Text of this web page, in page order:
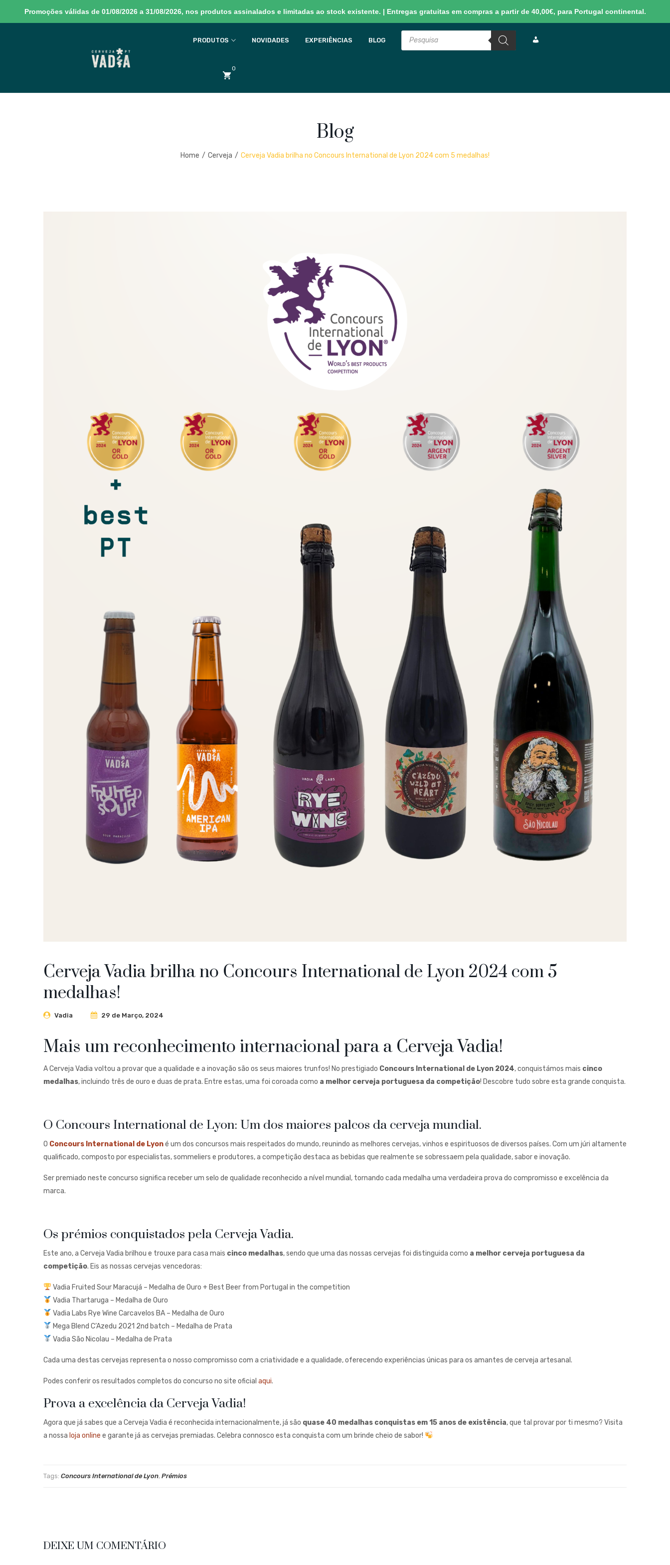
Promoções válidas de 01/08/2026 a 31/08/2026, nos produtos assinalados e limitadas ao stock existente. | Entregas gratuitas em compras a partir de 40,00€, para Portugal continental.
PRODUTOS NOVIDADES EXPERIÊNCIAS BLOG
Products
search
0
Blog
Home / Cerveja / Cerveja Vadia brilha no Concours International de Lyon 2024 com 5 medalhas!
Cerveja Vadia brilha no Concours International de Lyon 2024 com 5
medalhas!
Vadia 29 de Março, 2024
Mais um reconhecimento internacional para a Cerveja Vadia!
A Cerveja Vadia voltou a provar que a qualidade e a inovação são os seus maiores trunfos! No prestigiado Concours International de Lyon 2024, conquistámos mais cinco
medalhas, incluindo três de ouro e duas de prata. Entre estas, uma foi coroada como a melhor cerveja portuguesa da competição! Descobre tudo sobre esta grande conquista.
O Concours International de Lyon: Um dos maiores palcos da cerveja mundial.
O Concours International de Lyoné um dos concursos mais respeitados do mundo, reunindo as melhores cervejas, vinhos e espirituosos de diversos países. Com um júri altamente
qualificado, composto por especialistas, sommeliers e produtores, a competição destaca as bebidas que realmente se sobressaem pela qualidade, sabor e inovação.
Ser premiado neste concurso significa receber um selo de qualidade reconhecido a nível mundial, tornando cada medalha uma verdadeira prova do compromisso e excelência da
marca.
Os prémios conquistados pela Cerveja Vadia.
Este ano, a Cerveja Vadia brilhou e trouxe para casa mais cinco medalhas, sendo que uma das nossas cervejas foi distinguida como a melhor cerveja portuguesa da
competição. Eis as nossas cervejas vencedoras:
Vadia Fruited Sour Maracujá – Medalha de Ouro + Best Beer from Portugal in the competition
Vadia Thartaruga – Medalha de Ouro
Vadia Labs Rye Wine Carcavelos BA – Medalha de Ouro
Mega Blend C’Azedu 2021 2nd batch – Medalha de Prata
Vadia São Nicolau – Medalha de Prata
Cada uma destas cervejas representa o nosso compromisso com a criatividade e a qualidade, oferecendo experiências únicas para os amantes de cerveja artesanal.
Podes conferir os resultados completos do concurso no site oficial aqui.
Prova a excelência da Cerveja Vadia!
Agora que já sabes que a Cerveja Vadia é reconhecida internacionalmente, já são quase 40 medalhas conquistas em 15 anos de existência, que tal provar por ti mesmo? Visita
a nossa loja online e garante já as cervejas premiadas. Celebra connosco esta conquista com um brinde cheio de sabor!
Tags: Concours International de Lyon, Prémios
DEIXE UM COMENTÁRIO